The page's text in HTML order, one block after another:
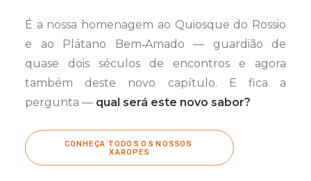
É a nossa homenagem ao Quiosque do Rossio
e ao Plátano Bem‑Amado — guardião de
quase dois séculos de encontros e agora
também deste novo capítulo. E fica a
pergunta — qual será este novo sabor?
CONHEÇA TODOS OS NOSSOS
XAROPES